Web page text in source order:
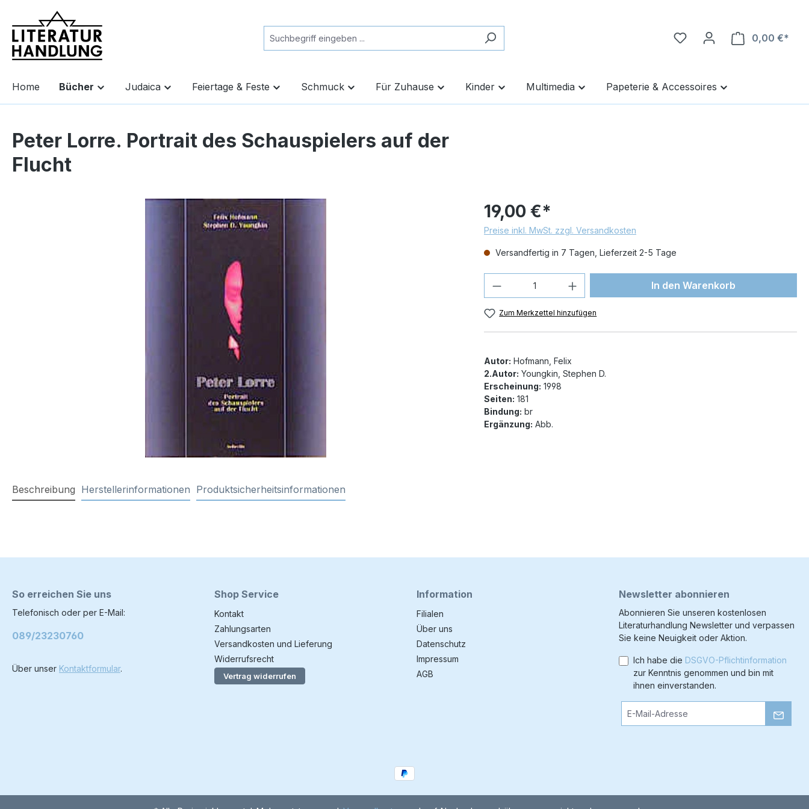
Zur Hauptnavigation springen
0,00 €*
Home Bücher Judaica Feiertage & Feste Schmuck Für Zuhause Kinder Multimedia Papeterie & Accessoires
Peter Lorre. Portrait des Schauspielers auf der
Flucht
19,00 €*
Preise inkl. MwSt. zzgl. Versandkosten
Versandfertig in 7 Tagen, Lieferzeit 2-5 Tage
Produkt Anzahl: Gib den gewünschten Wert
In den Warenkorb
Zum Merkzettel hinzufügen
Autor: Hofmann, Felix
2.Autor: Youngkin, Stephen D.
Erscheinung: 1998
Seiten: 181
Bindung: br
Ergänzung: Abb.
Beschreibung Herstellerinformationen Produktsicherheitsinformationen
So erreichen Sie uns
Telefonisch oder per E-Mail:
089/23230760
Über unser Kontaktformular.
Shop Service
Kontakt
Zahlungsarten
Versandkosten und Lieferung
Widerrufsrecht
Vertrag widerrufen
Information
Filialen
Über uns
Datenschutz
Impressum
AGB
Newsletter abonnieren
Abonnieren Sie unseren kostenlosen
Literaturhandlung Newsletter und verpassen
Sie keine Neuigkeit oder Aktion.
Ich habe die DSGVO-Pflichtinformation
zur Kenntnis genommen und bin mit
ihnen einverstanden.